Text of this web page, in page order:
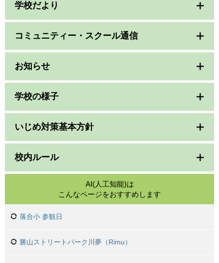
学校だより
コミュニティー・スクール通信
お知らせ
学校の様子
いじめ対策基本方針
校内ルール
AI(人工知能)は
こんなページをおすすめします
落合小 参観日
勝山ストリートパーク川夢（Rimu）